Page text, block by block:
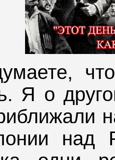
Я о
над